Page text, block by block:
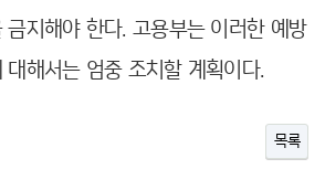
금지해야 한다. 고용부는 이러한 예방
해서는 엄중 조치할 계획이다.
목록